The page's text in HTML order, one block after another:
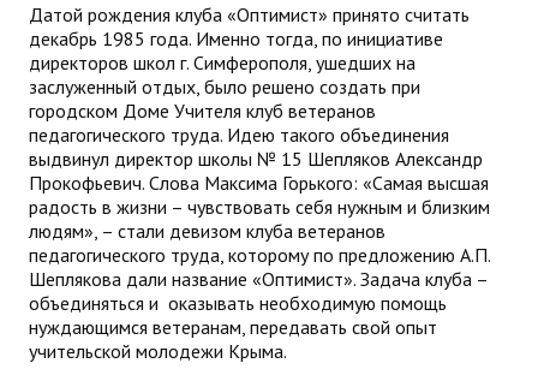
Карта ГИА РК
Советуем прочитать
Готовимся к новому учебному году 2026-2027
ДПО
Профессиональная переподготовка
Повышение квалификации
КОНТАКТЫ
Датой рождения клуба «Оптимист» принято считать
декабрь 1985 года. Именно тогда, по инициативе
директоров школ г. Симферополя, ушедших на
заслуженный отдых, было решено создать при
городском Доме Учителя клуб ветеранов
педагогического труда. Идею такого объединения
выдвинул директор школы № 15 Шепляков Александр
Прокофьевич. Слова Максима Горького: «Самая высшая
радость в жизни – чувствовать себя нужным и близким
людям», – стали девизом клуба ветеранов
педагогического труда, которому по предложению А.П.
Шеплякова дали название «Оптимист». Задача клуба –
объединяться и оказывать необходимую помощь
нуждающимся ветеранам, передавать свой опыт
учительской молодежи Крыма.